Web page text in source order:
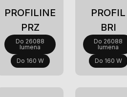
PROFILINE
PRZ
Do 26088
lumena
Do 160 W
PROFIL
BRI
Do 26088
lumena
Do 160 W